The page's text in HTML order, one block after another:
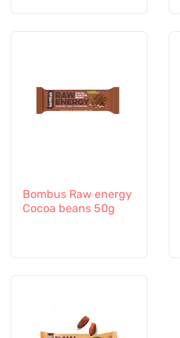
Bombus Raw energy
Cocoa beans 50g